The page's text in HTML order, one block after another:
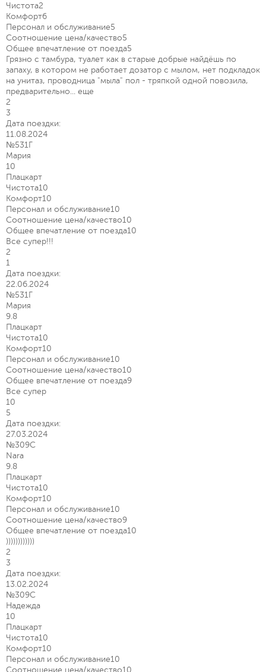
Чистота2
Комфорт6
Персонал и обслуживание5
Соотношение цена/качество5
Общее впечатление от поезда5
Грязно с тамбура, туалет как в старые добрые найдёшь по
запаху, в котором не работает дозатор с мылом, нет подкладок
на унитаз, проводница "мыла" пол - тряпкой одной повозила,
предварительно... еще
2
3
Дата поездки:
11.08.2024
№531Г
Мария
10
Плацкарт
Чистота10
Комфорт10
Персонал и обслуживание10
Соотношение цена/качество10
Общее впечатление от поезда10
Все супер!!!
2
1
Дата поездки:
22.06.2024
№531Г
Мария
9.8
Плацкарт
Чистота10
Комфорт10
Персонал и обслуживание10
Соотношение цена/качество10
Общее впечатление от поезда9
Все супер
10
5
Дата поездки:
27.03.2024
№309С
Nara
9.8
Плацкарт
Чистота10
Комфорт10
Персонал и обслуживание10
Соотношение цена/качество9
Общее впечатление от поезда10
))))))))))))
2
3
Дата поездки:
13.02.2024
№309С
Надежда
10
Плацкарт
Чистота10
Комфорт10
Персонал и обслуживание10
Соотношение цена/качество10